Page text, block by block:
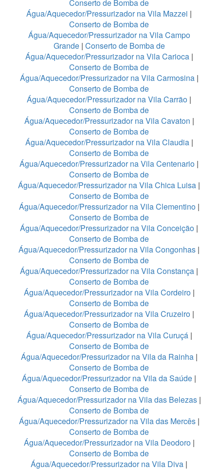
Conserto de Bomba de
Água/Aquecedor/Pressurizador na Vila Mazzei |
Conserto de Bomba de
Água/Aquecedor/Pressurizador na Vila Campo
Grande| Conserto de Bomba de
Água/Aquecedor/Pressurizador na Vila Carioca|
Conserto de Bomba de
Água/Aquecedor/Pressurizador na Vila Carmosina|
Conserto de Bomba de
Água/Aquecedor/Pressurizador na Vila Carrão |
Conserto de Bomba de
Água/Aquecedor/Pressurizador na Vila Cavaton |
Conserto de Bomba de
Água/Aquecedor/Pressurizador na Vila Claudia|
Conserto de Bomba de
Água/Aquecedor/Pressurizador na Vila Centenario |
Conserto de Bomba de
Água/Aquecedor/Pressurizador na Vila Chica Luisa |
Conserto de Bomba de
Água/Aquecedor/Pressurizador na Vila Clementino|
Conserto de Bomba de
Água/Aquecedor/Pressurizador na Vila Conceição |
Conserto de Bomba de
Água/Aquecedor/Pressurizador na Vila Congonhas |
Conserto de Bomba de
Água/Aquecedor/Pressurizador na Vila Constança |
Conserto de Bomba de
Água/Aquecedor/Pressurizador na Vila Cordeiro|
Conserto de Bomba de
Água/Aquecedor/Pressurizador na Vila Cruzeiro |
Conserto de Bomba de
Água/Aquecedor/Pressurizador na Vila Curuçá |
Conserto de Bomba de
Água/Aquecedor/Pressurizador na Vila da Rainha |
Conserto de Bomba de
Água/Aquecedor/Pressurizador na Vila da Saúde |
Conserto de Bomba de
Água/Aquecedor/Pressurizador na Vila das Belezas|
Conserto de Bomba de
Água/Aquecedor/Pressurizador na Vila das Mercês|
Conserto de Bomba de
Água/Aquecedor/Pressurizador na Vila Deodoro|
Conserto de Bomba de
Água/Aquecedor/Pressurizador na Vila Diva |